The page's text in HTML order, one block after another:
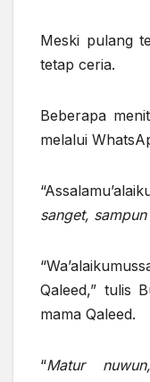
Meski pulang
tetap ceria.
Beberapa
melalui
sanget,
Qaleed,” tulis
mama Qaleed.
“Matur nuwun,